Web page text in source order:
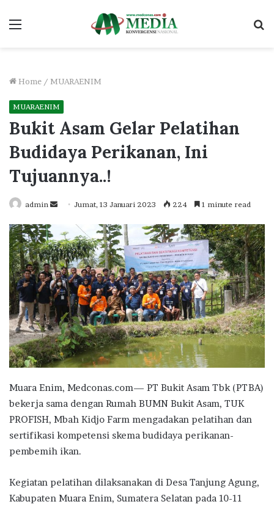
Menu
Home / MUARAENIM
MUARAENIM
Bukit Asam Gelar Pelatihan
Budidaya Perikanan, Ini
Tujuannya..!
admin
Send
email
Jumat, 13 Januari 2023 224 1 minute read
Muara Enim, Medconas.com— PT Bukit Asam Tbk (PTBA)
bekerja sama dengan Rumah BUMN Bukit Asam, TUK
PROFISH, Mbah Kidjo Farm mengadakan pelatihan dan
sertifikasi kompetensi skema budidaya perikanan-
pembemih ikan.
Kegiatan pelatihan dilaksanakan di Desa Tanjung Agung,
Kabupaten Muara Enim, Sumatera Selatan pada 10-11